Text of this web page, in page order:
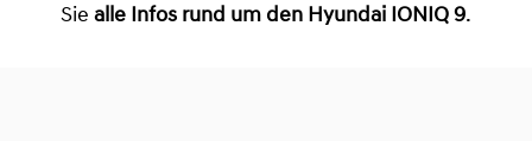
Sie alle Infos rund um den Hyundai IONIQ 9.